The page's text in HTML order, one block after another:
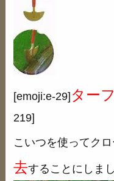
[emoji:e-29] ター
219]
こいつを使ってク
去することにしまし